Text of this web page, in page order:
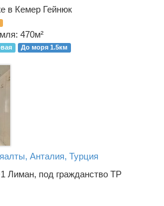
в Кемер Гейнюк
470м²
До моря 1.5км
Анталия, Турция
Лиман, под гражданство ТР